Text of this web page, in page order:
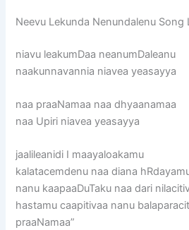
Neevu Lekunda Nenundalenu Song
niavu leakumDaa neanumDaleanu
naakunnavannia niavea yeasayya
naa praaNamaa naa dhyaanamaa
naa Upiri niavea yeasayya
jaalileanidi I maayaloakamu
kalatacemdenu naa diana
nanu kaapaaDuTaku naa dari
hastamu caapitivaa nanu
praaNamaa”